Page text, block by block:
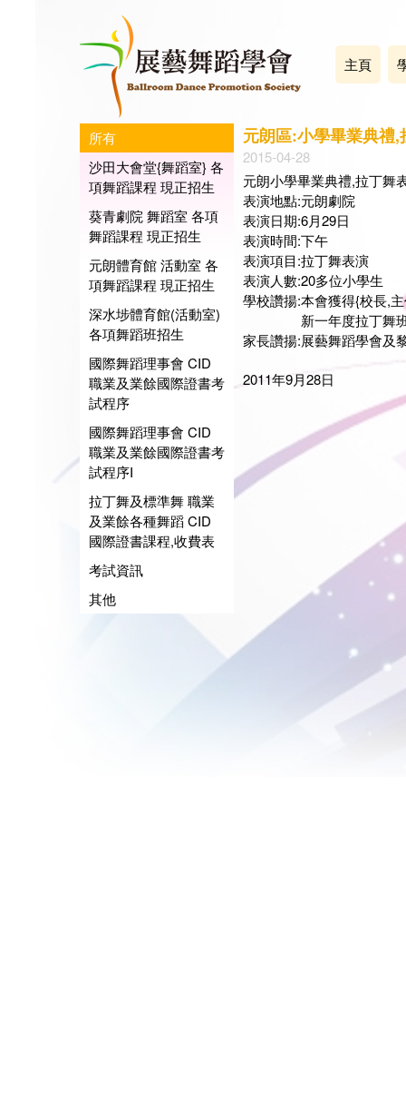
主頁
所有
沙田大會堂{舞蹈室} 各
項舞蹈課程 現正招生
葵青劇院 舞蹈室 各項
舞蹈課程 現正招生
元朗體育館 活動室 各
項舞蹈課程 現正招生
深水埗體育館(活動室)
各項舞蹈班招生
國際舞蹈理事會 CID
職業及業餘國際證書考
試程序
國際舞蹈理事會 CID
職業及業餘國際證書考
試程序I
拉丁舞及標準舞 職業
及業餘各種舞蹈 CID
國際證書課程,收費表
考試資訊
其他
元朗區:小學畢業典禮,
2015-04-28
元朗小學畢業典禮,拉丁舞
表演地點:元朗劇院
表演日期:6月29日
表演時間:下午
表演項目:拉丁舞表演
表演人數:20多位小學生
學校讚揚:本會獲得{校長,
新一年度拉丁舞班,報
家長讚揚:展藝舞蹈學會及
2011年9月28日